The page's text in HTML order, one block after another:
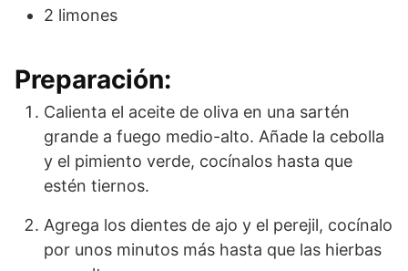
2 limones
Preparación:
Calienta el aceite de oliva en una sartén
grande a fuego medio-alto. Añade la cebolla
y el pimiento verde, cocínalos hasta que
estén tiernos.
Agrega los dientes de ajo y el perejil, cocínalo
por unos minutos más hasta que las hierbas